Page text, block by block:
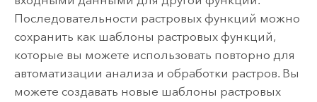
Последовательности растровых функций можно
сохранить как шаблоны растровых функций,
которые вы можете использовать повторно для
автоматизации анализа и обработки растров. Вы
можете создавать новые шаблоны растровых